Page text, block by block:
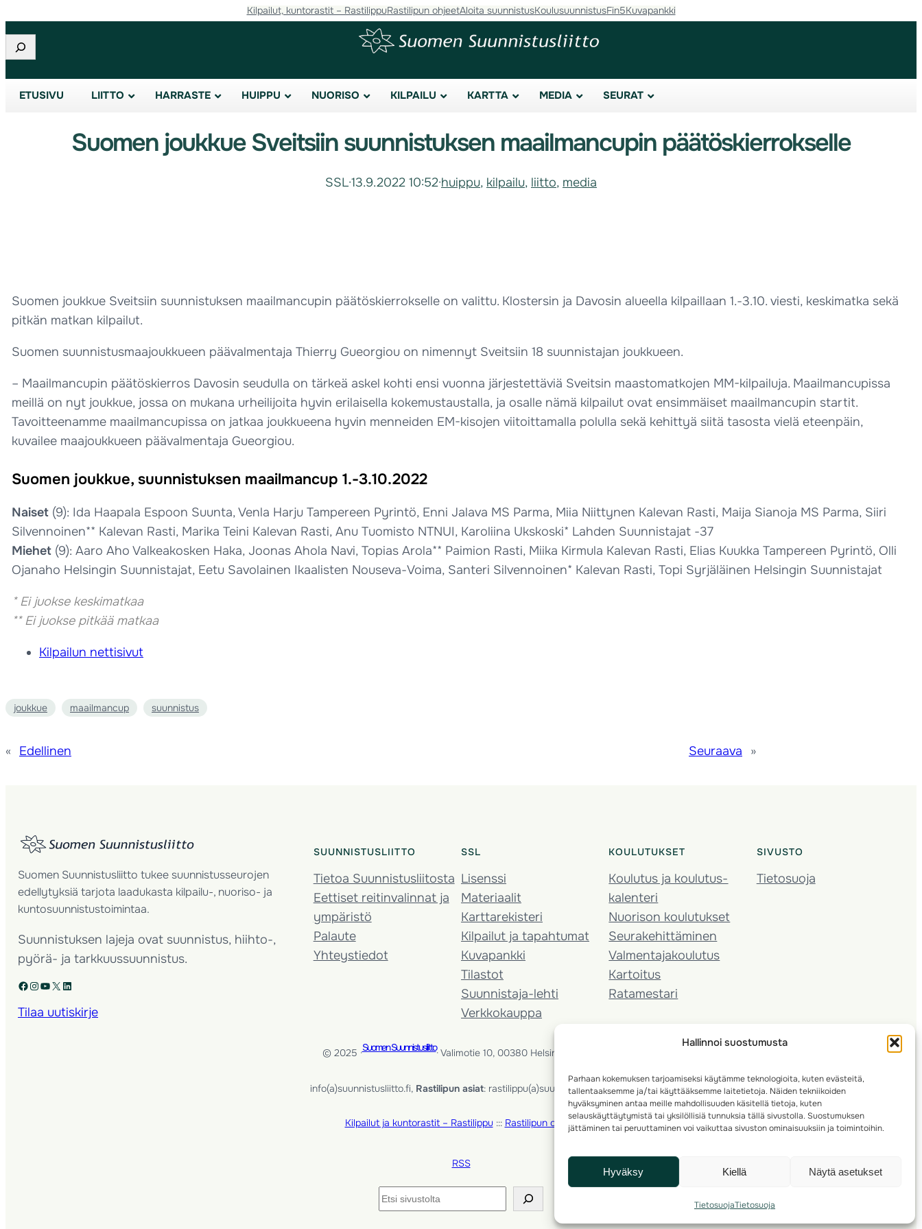
Hallinnoi suostumusta
Parhaan kokemuksen tarjoamiseksi käytämme teknologioita, kuten evästeitä,
tallentaaksemme ja/tai käyttääksemme laitetietoja. Näiden tekniikoiden
hyväksyminen antaa meille mahdollisuuden käsitellä tietoja, kuten
selauskäyttäytymistä tai yksilöllisiä tunnuksia tällä sivustolla. Suostumuksen
jättäminen tai peruuttaminen voi vaikuttaa sivuston ominaisuuksiin ja toimintoihin.
Hyväksy Kiellä Näytä asetukset
TietosuojaTietosuoja
Kilpailut, kuntorastit – RastilippuRastilipun ohjeetAloita suunnistusKoulusuunnistusFin5Kuvapankki
Etsi
ETUSIVU LIITTO HARRASTE HUIPPU NUORISO KILPAILU KARTTA MEDIA SEURAT
Suomen joukkue Sveitsiin suunnistuksen maailmancupin päätöskierrokselle
SSL·13.9.2022 10:52·huippu, kilpailu, liitto, media
Suomen joukkue Sveitsiin suunnistuksen maailmancupin päätöskierrokselle on valittu. Klostersin ja Davosin alueella kilpaillaan 1.-3.10. viesti, keskimatka sekä
pitkän matkan kilpailut.
Suomen suunnistusmaajoukkueen päävalmentaja Thierry Gueorgiou on nimennyt Sveitsiin 18 suunnistajan joukkueen.
– Maailmancupin päätöskierros Davosin seudulla on tärkeä askel kohti ensi vuonna järjestettäviä Sveitsin maastomatkojen MM-kilpailuja. Maailmancupissa
meillä on nyt joukkue, jossa on mukana urheilijoita hyvin erilaisella kokemustaustalla, ja osalle nämä kilpailut ovat ensimmäiset maailmancupin startit.
Tavoitteenamme maailmancupissa on jatkaa joukkueena hyvin menneiden EM-kisojen viitoittamalla polulla sekä kehittyä siitä tasosta vielä eteenpäin,
kuvailee maajoukkueen päävalmentaja Gueorgiou.
Suomen joukkue, suunnistuksen maailmancup 1.-3.10.2022
Naiset (9): Ida Haapala Espoon Suunta, Venla Harju Tampereen Pyrintö, Enni Jalava MS Parma, Miia Niittynen Kalevan Rasti, Maija Sianoja MS Parma, Siiri
Silvennoinen** Kalevan Rasti, Marika Teini Kalevan Rasti, Anu Tuomisto NTNUI, Karoliina Ukskoski* Lahden Suunnistajat -37
Miehet (9): Aaro Aho Valkeakosken Haka, Joonas Ahola Navi, Topias Arola** Paimion Rasti, Miika Kirmula Kalevan Rasti, Elias Kuukka Tampereen Pyrintö, Olli
Ojanaho Helsingin Suunnistajat, Eetu Savolainen Ikaalisten Nouseva-Voima, Santeri Silvennoinen* Kalevan Rasti, Topi Syrjäläinen Helsingin Suunnistajat
* Ei juokse keskimatkaa
** Ei juokse pitkää matkaa
Kilpailun nettisivut
joukkue maailmancup suunnistus
« Edellinen Seuraava »
Suomen Suunnistusliitto tukee suunnistusseurojen
edellytyksiä tarjota laadukasta kilpailu-, nuoriso- ja
kuntosuunnistustoimintaa.
Suunnistuksen lajeja ovat suunnistus, hiihto-,
pyörä- ja tarkkuussuunnistus.
Facebook Instagram YouTube X LinkedIn
Tilaa uutiskirje
SUUNNISTUSLIITTO
Tietoa Suunnistusliitosta
Eettiset reitinvalinnat ja
ympäristö
Palaute
Yhteystiedot
SSL
Lisenssi
Materiaalit
Karttarekisteri
Kilpailut ja tapahtumat
Kuvapankki
Tilastot
Suunnistaja-lehti
Verkkokauppa
KOULUTUKSET
Koulutus ja koulutus­
kalenteri
Nuorison koulutukset
Seura­kehittäminen
Valmentaja­koulutus
Kartoitus
Ratamestari
SIVUSTO
Tietosuoja
© 2025 ·Suomen Suunnistusliitto· Valimotie 10, 00380 Helsinki, Finland
info(a)suunnistusliitto.fi, Rastilipun asiat: rastilippu(a)suunnistusliitto.fi
Kilpailut ja kuntorastit – Rastilippu::: Rastilipun ohjeet
RSS
Etsi